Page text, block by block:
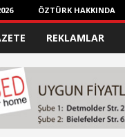
ÖZTÜRK HAKKINDA
REKLAMLAR